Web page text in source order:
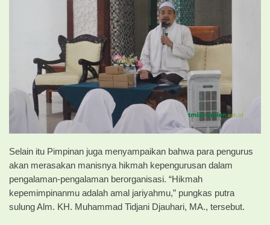
Selain itu Pimpinan juga menyampaikan bahwa para pengurus
akan merasakan manisnya hikmah kepengurusan dalam
pengalaman-pengalaman berorganisasi. “Hikmah
kepemimpinanmu adalah amal jariyahmu,” pungkas putra
sulung Alm. KH. Muhammad Tidjani Djauhari, MA., tersebut.